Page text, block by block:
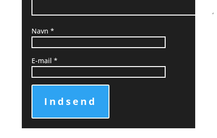
Navn *
E-mail *
Indsend